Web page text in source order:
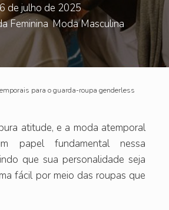
de julho de 2025
Feminina,Moda Masculina
para o guarda-roupa genderless
atitude, e a moda atemporal
papel fundamental nessa
que sua personalidade seja
fácil por meio das roupas que